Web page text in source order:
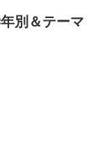
別＆テーマ